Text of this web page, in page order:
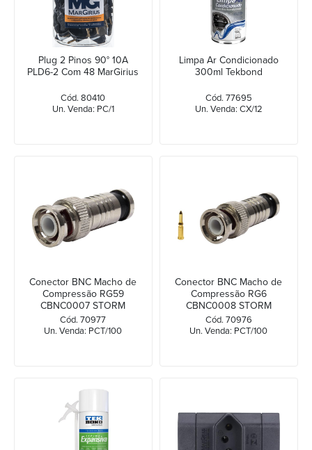
Plug 2 Pinos 90° 10A
PLD6-2 Com 48 MarGirius
Cód. 80410
Un. Venda: PC/1
Limpa Ar Condicionado
300ml Tekbond
Cód. 77695
Un. Venda: CX/12
Conector BNC Macho de
Compressão RG59
CBNC0007 STORM
Cód. 70977
Un. Venda: PCT/100
Conector BNC Macho de
Compressão RG6
CBNC0008 STORM
Cód. 70976
Un. Venda: PCT/100